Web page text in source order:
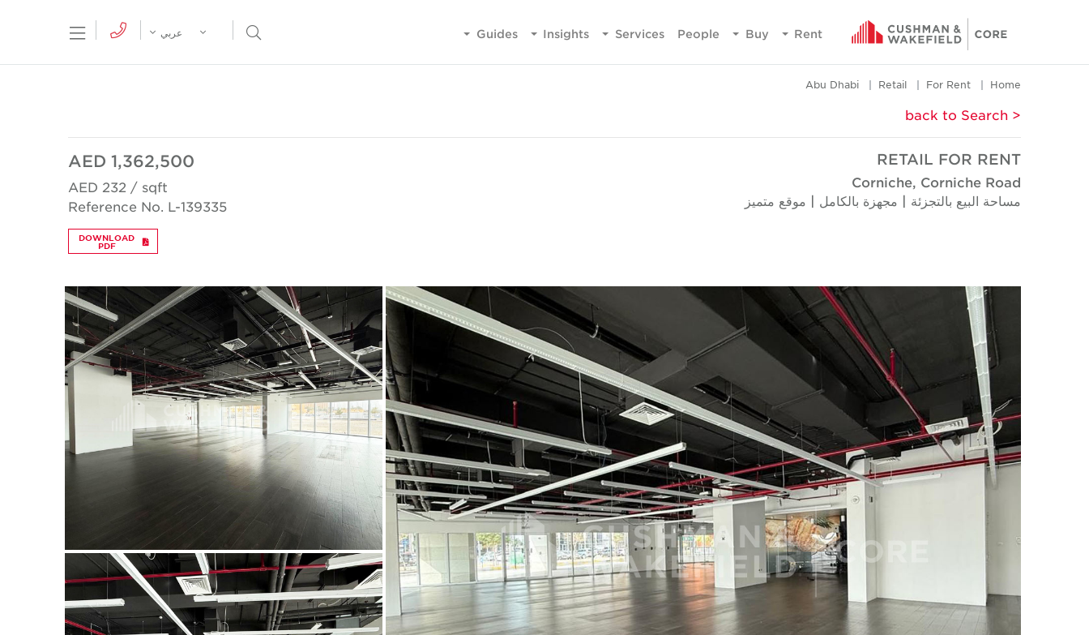
Rent
Buy
People
Services
Insights
Guides
Menu Open Search Menu
عربي
Home
For Rent
Retail
Abu Dhabi
< back to Search
RETAIL FOR RENT
Corniche, Corniche Road
مساحة البيع بالتجزئة | مجهزة بالكامل | موقع متميز
AED 1,362,500
AED 232 / sqft
Reference No. L-139335
DOWNLOAD
PDF